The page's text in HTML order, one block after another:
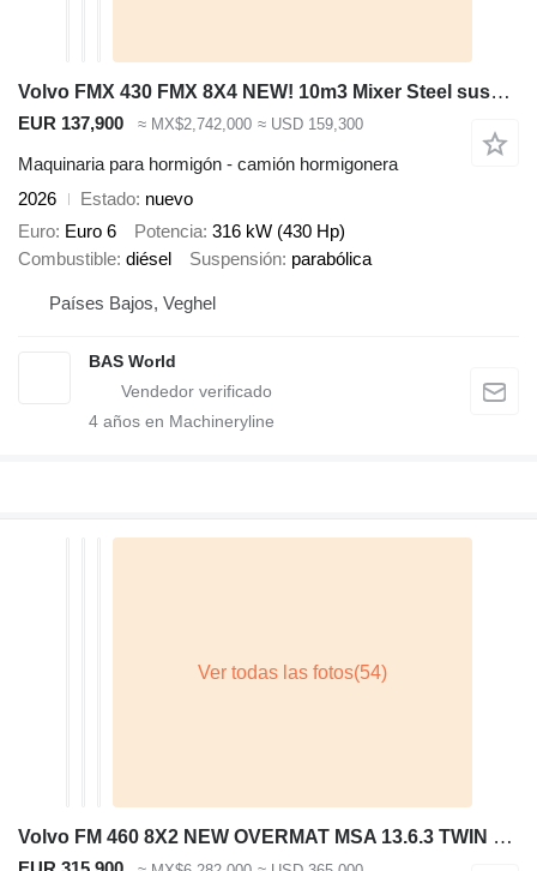
Volvo FMX 430 FMX 8X4 NEW! 10m3 Mixer Steel suspension Big-Axle VEB Eu
EUR 137,900 ≈ MX$2,742,000 ≈ USD 159,300
Maquinaria para hormigón - camión hormigonera
2026
Estado nuevo
Euro Euro 6 Potencia 316 kW (430 Hp)
Combustible diésel Suspensión parabólica
Países Bajos, Veghel
BAS World
4 años en Machineryline
Volvo FM 460 8X2 NEW OVERMAT MSA 13.6.3 TWIN PTO Dry + Liquid Screed S